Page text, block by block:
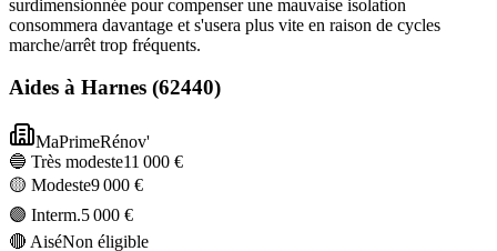
surdimensionnée pour compenser une mauvaise isolation
consommera davantage et s'usera plus vite en raison de cycles
marche/arrêt trop fréquents.
Aides à Harnes (62440)
MaPrimeRénov'
🔵 Très modeste11 000 €
🟡 Modeste9 000 €
🟣 Interm.5 000 €
🔴 AiséNon éligible